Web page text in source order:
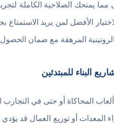
مما يمنحك الصلاحية
الأفضل لمن يريد الاستمتاع
المرهقة مع ضمان الحصول
البناء للمبتدئين
المحاكاة أو حتى في
أو توزيع العمال قد